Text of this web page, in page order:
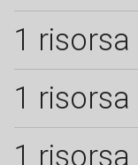
1 risorsa
1 risorsa
1 risorsa